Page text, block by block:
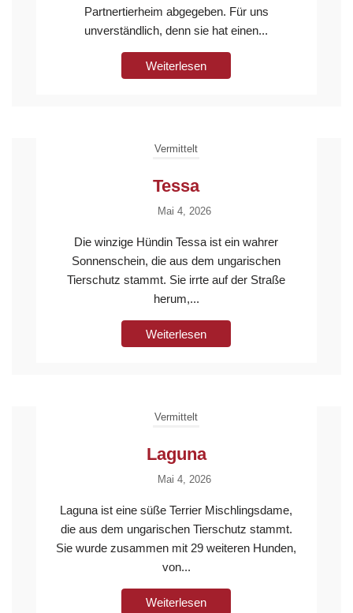
Partnertierheim abgegeben. Für uns
unverständlich, denn sie hat einen...
Weiterlesen
Vermittelt
Tessa
Mai 4, 2026
Die winzige Hündin Tessa ist ein wahrer
Sonnenschein, die aus dem ungarischen
Tierschutz stammt. Sie irrte auf der Straße
herum,...
Weiterlesen
Vermittelt
Laguna
Mai 4, 2026
Laguna ist eine süße Terrier Mischlingsdame,
die aus dem ungarischen Tierschutz stammt.
Sie wurde zusammen mit 29 weiteren Hunden,
von...
Weiterlesen